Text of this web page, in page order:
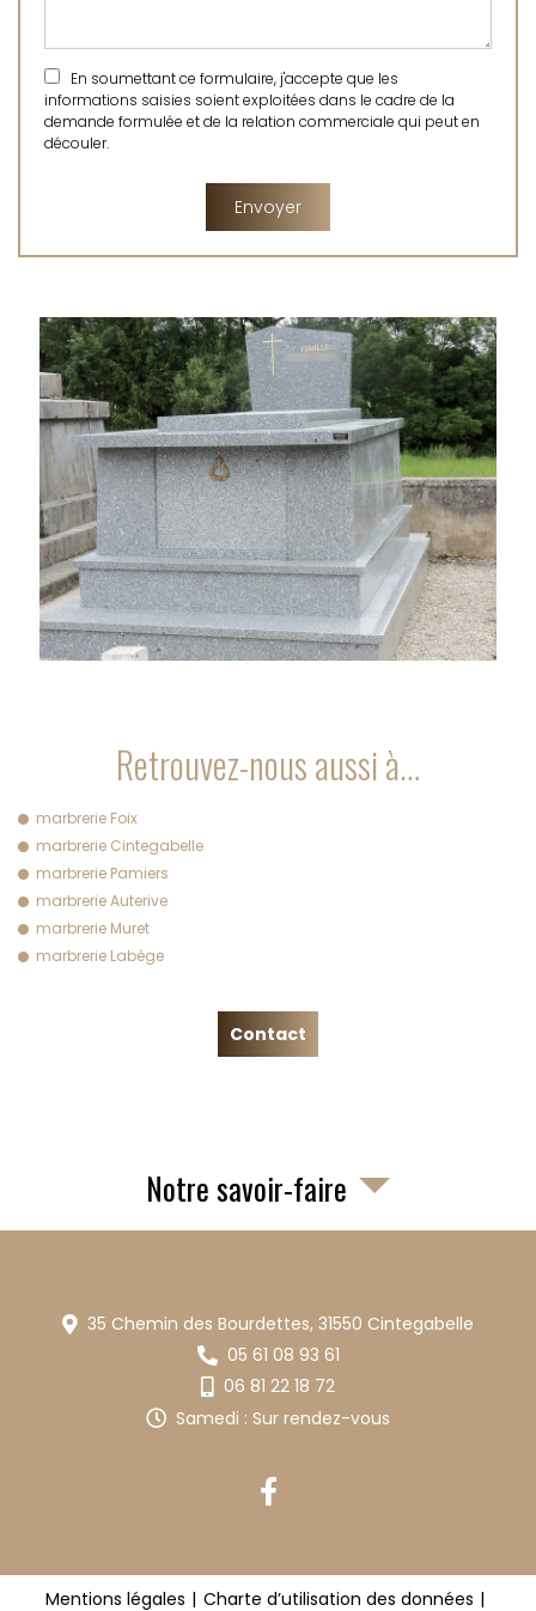
En soumettant ce formulaire, j'accepte que les
informations saisies soient exploitées dans le cadre de la
demande formulée et de la relation commerciale qui peut en
découler.
Retrouvez-nous aussi à…
marbrerie Foix
marbrerie Cintegabelle
marbrerie Pamiers
marbrerie Auterive
marbrerie Muret
marbrerie Labège
Contact
Notre savoir-faire
35 Chemin des Bourdettes, 31550 Cintegabelle
05 61 08 93 61
06 81 22 18 72
Samedi : Sur rendez-vous
Mentions légales Charte d’utilisation des données